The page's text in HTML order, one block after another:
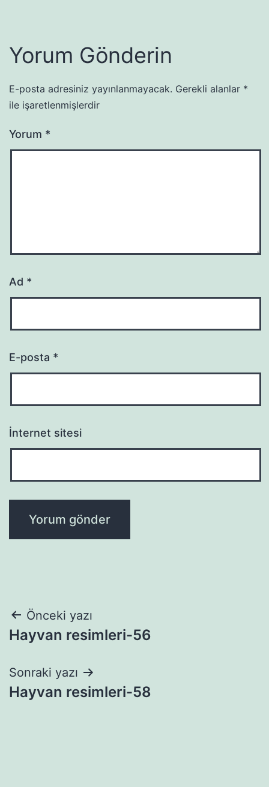
Yorum Gönderin
E-posta adresiniz yayınlanmayacak. Gerekli alanlar *
ile işaretlenmişlerdir
Yorum *
Ad *
E-posta *
İnternet sitesi
Yazı
gezinmesi
Önceki yazı
Hayvan resimleri-56
Sonraki yazı
Hayvan resimleri-58